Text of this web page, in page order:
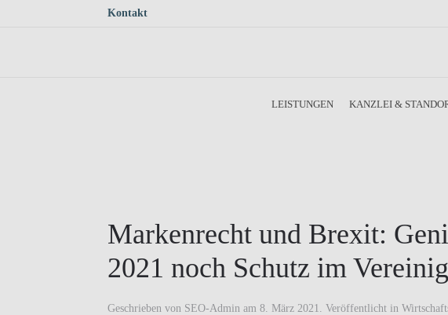
Kontakt
LEISTUNGEN KANZLEI &
Markenrecht und Brexit:
2021 noch Schutz im
Geschrieben von SEO-Admin am 8. März 2021. Veröffentlicht in